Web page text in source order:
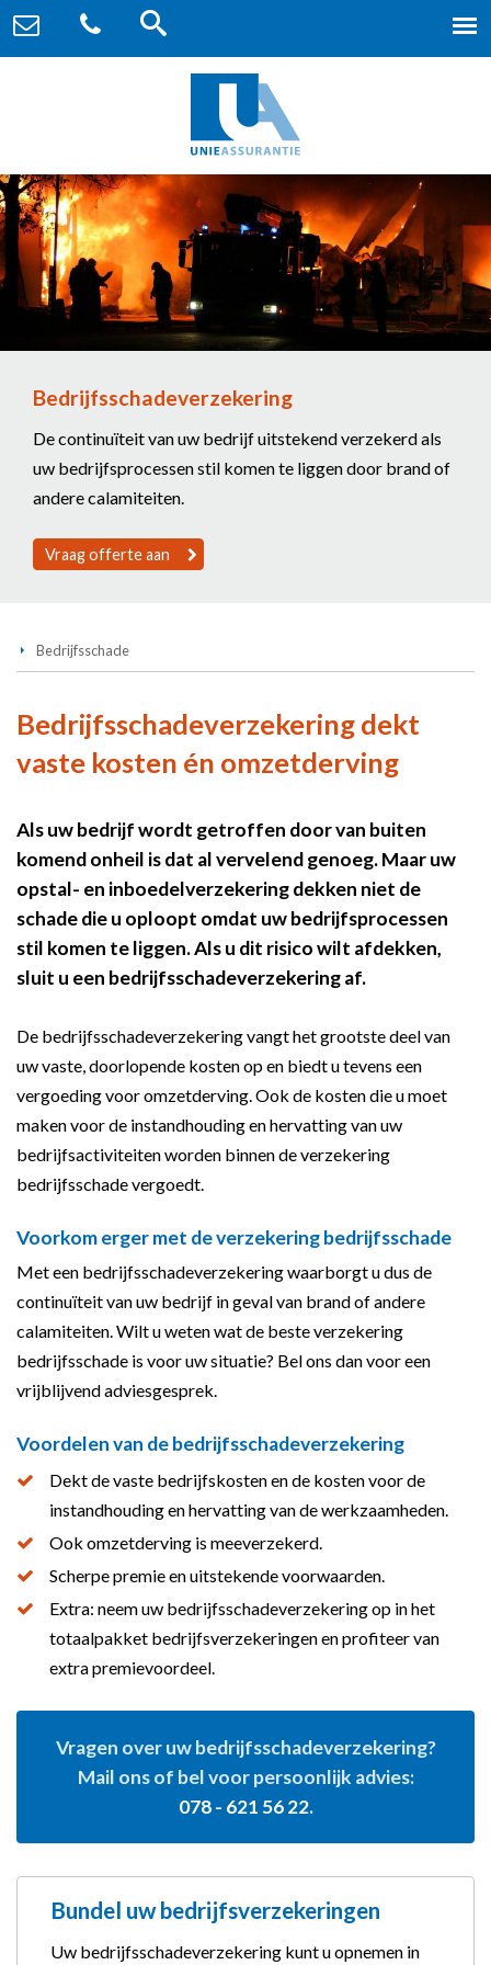
Bedrijfsschadeverzekering
De continuïteit van uw bedrijf uitstekend verzekerd als
uw bedrijfsprocessen stil komen te liggen door brand of
andere calamiteiten.
Vraag offerte aan
Bedrijfsschade
Bedrijfsschadeverzekering dekt
vaste kosten én omzetderving
Als uw bedrijf wordt getroffen door van buiten
komend onheil is dat al vervelend genoeg. Maar uw
opstal- en inboedelverzekering dekken niet de
schade die u oploopt omdat uw bedrijfsprocessen
stil komen te liggen. Als u dit risico wilt afdekken,
sluit u een bedrijfsschadeverzekering af.
De bedrijfsschadeverzekering vangt het grootste deel van
uw vaste, doorlopende kosten op en biedt u tevens een
vergoeding voor omzetderving. Ook de kosten die u moet
maken voor de instandhouding en hervatting van uw
bedrijfsactiviteiten worden binnen de verzekering
bedrijfsschade vergoedt.
Voorkom erger met de verzekering bedrijfsschade
Met een bedrijfsschadeverzekering waarborgt u dus de
continuïteit van uw bedrijf in geval van brand of andere
calamiteiten. Wilt u weten wat de beste verzekering
bedrijfsschade is voor uw situatie? Bel ons dan voor een
vrijblijvend adviesgesprek.
Voordelen van de bedrijfsschadeverzekering
Dekt de vaste bedrijfskosten en de kosten voor de
instandhouding en hervatting van de werkzaamheden.
Ook omzetderving is meeverzekerd.
Scherpe premie en uitstekende voorwaarden.
Extra: neem uw bedrijfsschadeverzekering op in het
totaalpakket bedrijfsverzekeringen en profiteer van
extra premievoordeel.
Vragen over uw bedrijfsschadeverzekering?
Mail ons of bel voor persoonlijk advies:
078 - 621 56 22.
Bundel uw bedrijfsverzekeringen
Uw bedrijfsschadeverzekering kunt u opnemen in